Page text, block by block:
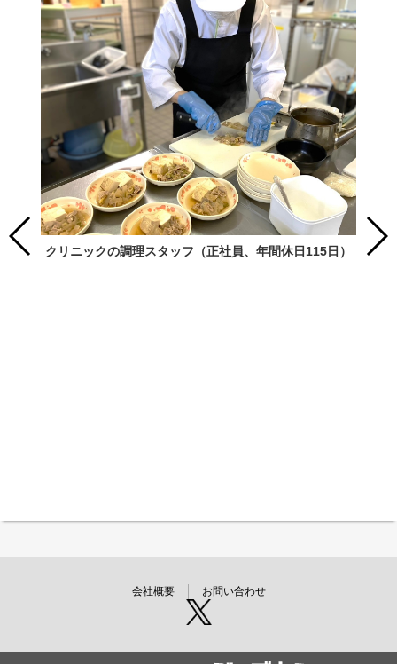
クリニックの調理スタッフ（正社員、年間休日115日）
会社概要 お問い合わせ